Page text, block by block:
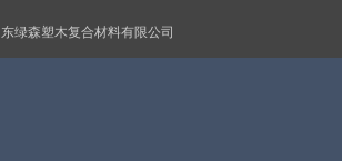
绿森塑木复合材料有限公司